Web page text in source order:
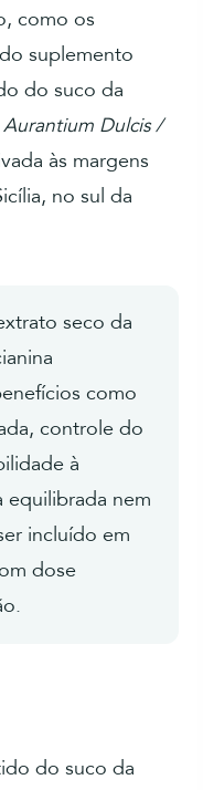
como os
suplemento
do suco da
Aurantium Dulcis /
às margens
no sul da
seco da
como
controle do
à
equilibrada nem
incluído em
dose
do suco da